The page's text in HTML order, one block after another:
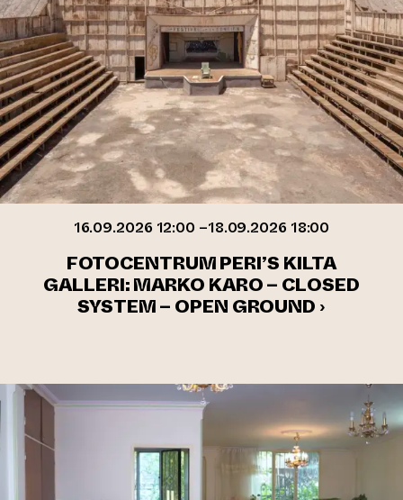
16.09.2026 12:00 –18.09.2026 18:00
FOTOCENTRUM PERI’S KILTA
GALLERI: MARKO KARO – CLOSED
SYSTEM – OPEN GROUND ›